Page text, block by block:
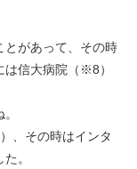
とがあって、その時
は信大病院（※8）
、その時はインタ
。